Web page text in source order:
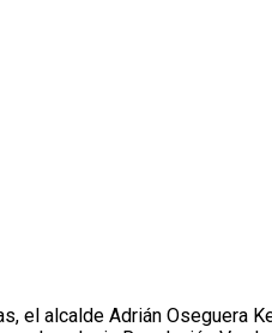
el alcalde Adrián Oseguera